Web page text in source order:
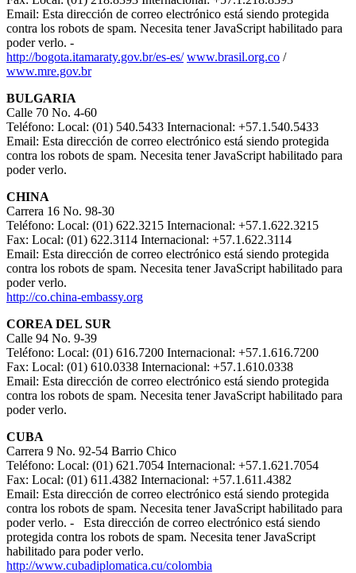
Email: Esta dirección de correo electrónico está siendo protegida
contra los robots de spam. Necesita tener JavaScript habilitado para
poder verlo. -
http://bogota.itamaraty.gov.br/es-es/ www.brasil.org.co /
www.mre.gov.br
BULGARIA
Calle 70 No. 4-60
Teléfono: Local: (01) 540.5433 Internacional: +57.1.540.5433
Email: Esta dirección de correo electrónico está siendo protegida
contra los robots de spam. Necesita tener JavaScript habilitado para
poder verlo.
CHINA
Carrera 16 No. 98-30
Teléfono: Local: (01) 622.3215 Internacional: +57.1.622.3215
Fax: Local: (01) 622.3114 Internacional: +57.1.622.3114
Email: Esta dirección de correo electrónico está siendo protegida
contra los robots de spam. Necesita tener JavaScript habilitado para
poder verlo.
http://co.china-embassy.org
COREA DEL SUR
Calle 94 No. 9-39
Teléfono: Local: (01) 616.7200 Internacional: +57.1.616.7200
Fax: Local: (01) 610.0338 Internacional: +57.1.610.0338
Email: Esta dirección de correo electrónico está siendo protegida
contra los robots de spam. Necesita tener JavaScript habilitado para
poder verlo.
CUBA
Carrera 9 No. 92-54 Barrio Chico
Teléfono: Local: (01) 621.7054 Internacional: +57.1.621.7054
Fax: Local: (01) 611.4382 Internacional: +57.1.611.4382
Email: Esta dirección de correo electrónico está siendo protegida
contra los robots de spam. Necesita tener JavaScript habilitado para
poder verlo. - Esta dirección de correo electrónico está siendo
protegida contra los robots de spam. Necesita tener JavaScript
habilitado para poder verlo.
http://www.cubadiplomatica.cu/colombia